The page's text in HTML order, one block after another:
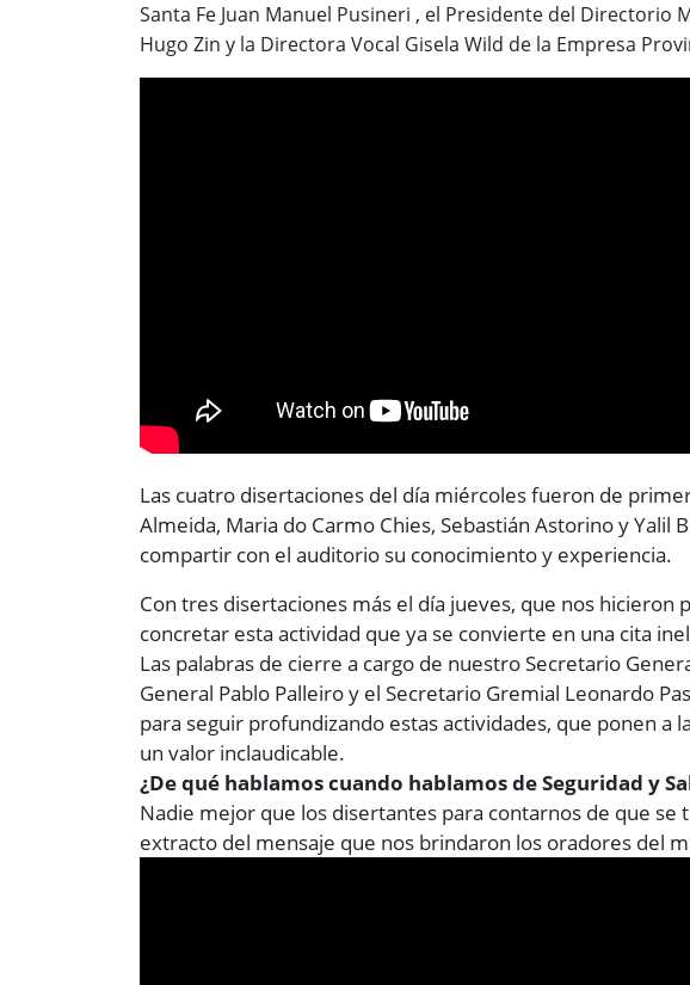
Santa Fe Juan Manuel Pusineri , el Presidente del Directorio
Hugo Zin y la Directora Vocal Gisela Wild de la Empresa
Las cuatro disertaciones del día miércoles fueron de
Almeida, Maria do Carmo Chies, Sebastián Astorino y Yalil
compartir con el auditorio su conocimiento y experiencia.
Con tres disertaciones más el día jueves, que nos hicieron
concretar esta actividad que ya se convierte en una cita
Las palabras de cierre a cargo de nuestro Secretario
General Pablo Palleiro y el Secretario Gremial Leonardo
para seguir profundizando estas actividades, que ponen a
un valor inclaudicable.
¿De qué hablamos cuando hablamos de Seguridad y
Nadie mejor que los disertantes para contarnos de que se
extracto del mensaje que nos brindaron los oradores del